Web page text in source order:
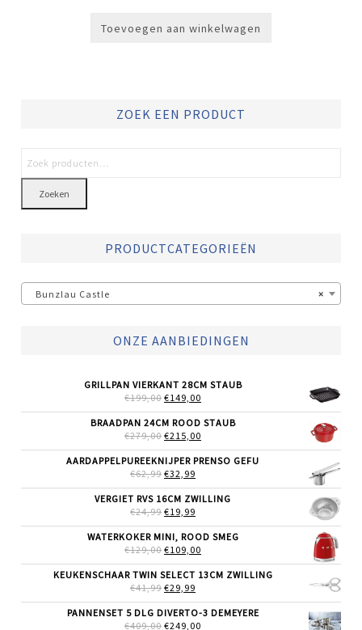
Toevoegen aan winkelwagen
ZOEK EEN PRODUCT
Zoeken
PRODUCTCATEGORIEËN
×
Bunzlau Castle
ONZE AANBIEDINGEN
GRILLPAN VIERKANT 28CM STAUB
€199,00 OORSPRONKELIJKE
WAS:
€199,00.
€149,00
IS:
BRAADPAN 24CM ROOD STAUB
€279,00 OORSPRONKELIJKE
WAS:
€279,00.
€215,00
IS:
AARDAPPELPUREEKNIJPER PRENSO GEFU
€62,99 OORSPRONKELIJKE
WAS:
€62,99.
€32,99
IS:
VERGIET RVS 16CM ZWILLING
€24,99 OORSPRONKELIJKE
WAS:
€24,99.
€19,99
IS:
€19,99.
WATERKOKER MINI, ROOD SMEG
€129,00 OORSPRONKELIJKE
WAS:
€129,00.
€109,00
IS:
KEUKENSCHAAR TWIN SELECT 13CM ZWILLING
€41,99 OORSPRONKELIJKE
WAS:
€41,99.
€29,99
IS:
€29,99.
PANNENSET 5 DLG DIVERTO-3 DEMEYERE
€409,00 OORSPRONKELIJKE
€249,00